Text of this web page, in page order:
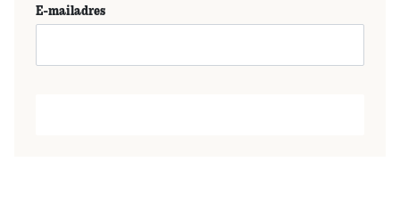
E-mailadres